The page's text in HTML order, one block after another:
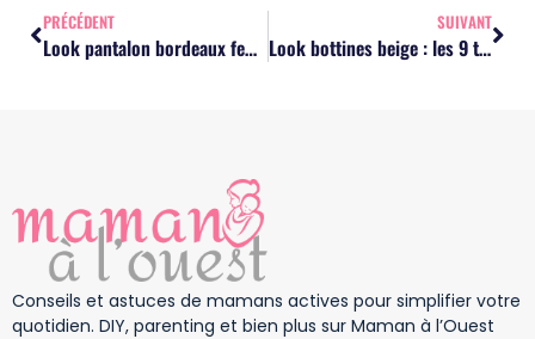
PRÉCÉDENT
Look pantalon bordeaux femme : l’association idéale pour bureau et soirée ?
SUIVANT
Look bottines beige : les 9 tenues stylées à adopter cet automne
Conseils et astuces de mamans actives pour simplifier votre
quotidien. DIY, parenting et bien plus sur Maman à l’Ouest